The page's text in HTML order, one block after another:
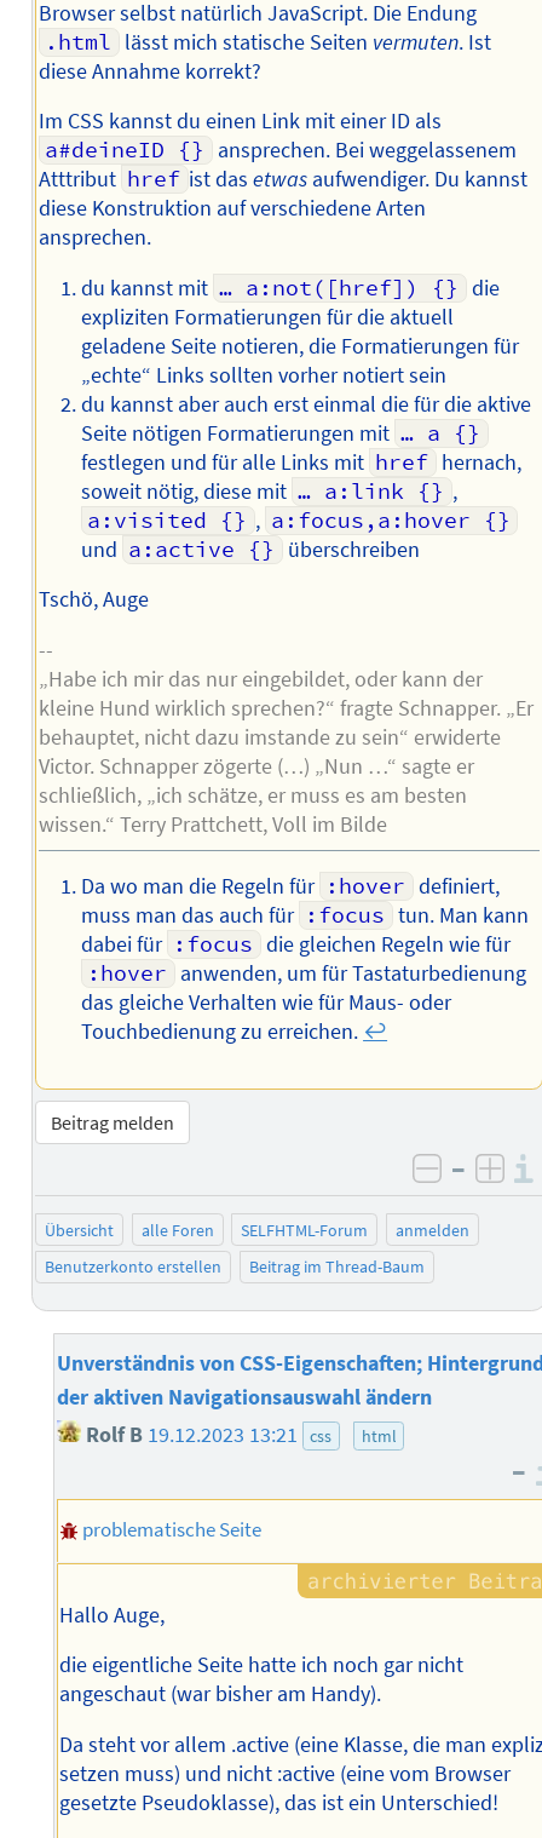
Browser selbst natürlich JavaScript. Die Endung
.html lässt mich statische Seiten vermuten. Ist
diese Annahme korrekt?
Im CSS kannst du einen Link mit einer ID als
a#deineID {}
ansprechen. Bei weggelassenem
Atttribut href ist das etwasaufwendiger. Du kannst
diese Konstruktion auf verschiedene Arten
ansprechen.
du kannst mit … a:not([href]) {} die
expliziten Formatierungen für die aktuell
geladene Seite notieren, die Formatierungen für
„echte“ Links sollten vorher notiert sein
du kannst aber auch erst einmal die für die aktive
Seite nötigen Formatierungen mit … a {}
festlegen und für alle Links mit href hernach,
soweit nötig, diese mit … a:link {} ,
a:visited {} , a:focus,a:hover {}
und a:active {}
überschreiben
Tschö, Auge
--
„Habe ich mir das nur eingebildet, oder kann der
kleine Hund wirklich sprechen?“ fragte Schnapper. „Er
behauptet, nicht dazu imstande zu sein“ erwiderte
Victor. Schnapper zögerte (…) „Nun …“ sagte er
schließlich, „ich schätze, er muss es am besten
wissen.“ Terry Prattchett, Voll im Bilde
Da wo man die Regeln für :hover definiert,
muss man das auch für :focus tun. Man kann
dabei für :focus die gleichen Regeln wie für
:hover anwenden, um für Tastaturbedienung
das gleiche Verhalten wie für Maus- oder
Touchbedienung zu erreichen. ↩︎
Beitrag melden
negativ
–
Übersicht alle Foren SELFHTML-Forum
anmelden
Benutzerkonto erstellen
Beitrag im Thread-Baum
Unverständnis von CSS-Eigenschaften;
der aktiven Navigationsauswahl ändern
Rolf B 19.12.2023 13:21 css html
–
problematische Seite
Hallo Auge,
die eigentliche Seite hatte ich noch gar nicht
angeschaut (war bisher am Handy).
Da steht vor allem .active (eine Klasse, die man
setzen muss) und nicht :active (eine vom Browser
gesetzte Pseudoklasse), das ist ein Unterschied!